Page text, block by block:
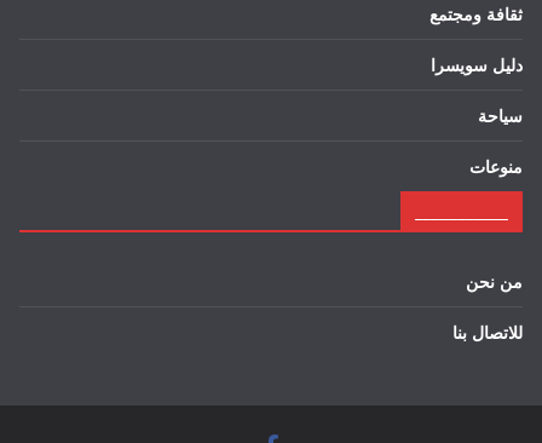
ثقافة ومجتمع
دليل سويسرا
سياحة
منوعات
من نحن
للاتصال بنا